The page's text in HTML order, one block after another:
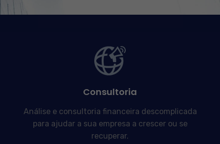
Consultoria
Análise e consultoria financeira descomplicada
para ajudar a sua empresa a crescer ou se
recuperar.